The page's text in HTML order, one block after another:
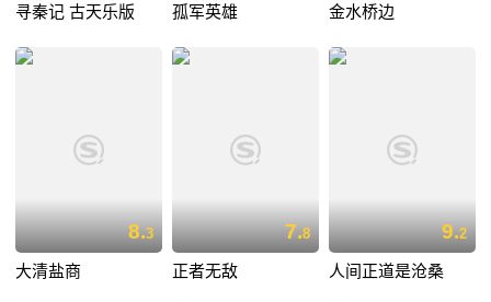
寻秦记 古天乐版 孤军英雄 金水桥边
8.3
大清盐商
7.8
正者无敌
9.2
人间正道是沧桑